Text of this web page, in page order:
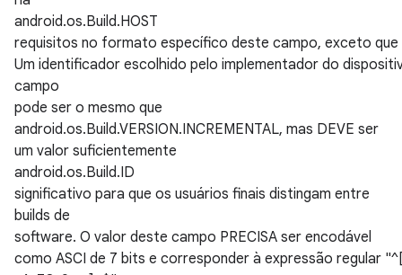
android.os.Build.HOST
requisitos no formato específico deste campo, exceto que
Um identificador escolhido pelo implementador do
campo
pode ser o mesmo que
android.os.Build.VERSION.INCREMENTAL, mas DEVE ser
um valor suficientemente
android.os.Build.ID
significativo para que os usuários finais distingam entre
builds de
software. O valor deste campo PRECISA ser encodável
como ASCI de 7 bits e corresponder à expressão regular